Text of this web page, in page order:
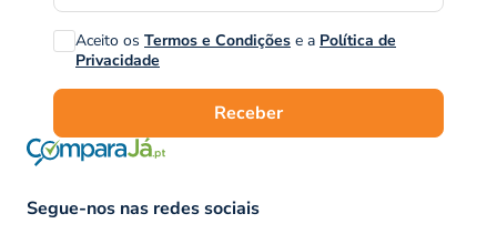
Aceito os Termos e Condições e a Política de
Privacidade
Receber
Segue-nos nas redes sociais